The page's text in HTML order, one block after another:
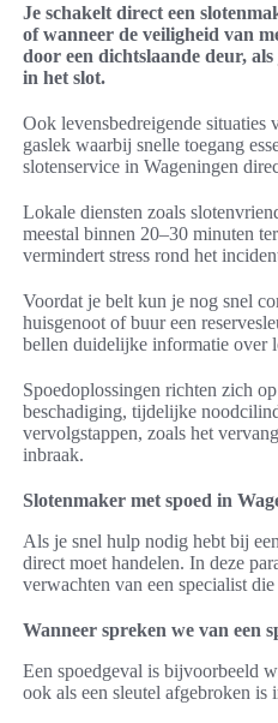
Je schakelt direct een
of wanneer de veiligheid van
door een dichtslaande deur,
in het slot.
Ook levensbedreigende situaties
gaslek waarbij snelle toegang
slotenservice in Wageningen
Lokale diensten zoals
meestal binnen 20–30 minuten
vermindert stress rond het
Voordat je belt kun je nog snel
huisgenoot of buur een
bellen duidelijke informatie over
Spoedoplossingen richten zich
beschadiging, tijdelijke
vervolgstappen, zoals het
inbraak.
Slotenmaker met spoed in
Als je snel hulp nodig hebt bij
direct moet handelen. In deze
verwachten van een specialist
Wanneer spreken we van een
Een spoedgeval is bijvoorbeeld
ook als een sleutel afgebroken